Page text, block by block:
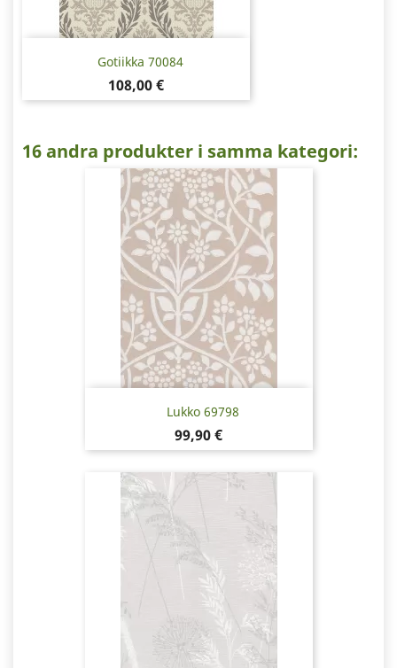
Gotiikka 70084
Pris
108,00 €
16 andra produkter i samma kategori:
Lukko 69798
Pris
99,90 €